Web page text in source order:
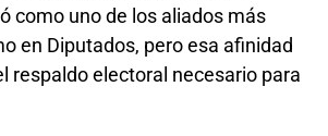
como uno de los aliados más
en Diputados, pero esa afinidad
respaldo electoral necesario para